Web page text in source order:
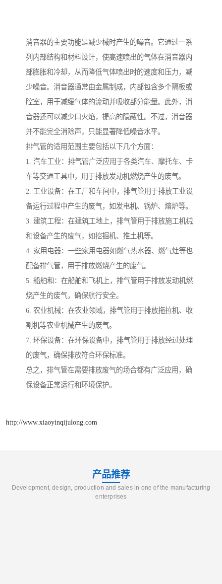
消音器的主要功能是减少械时产生的噪音。它通过一系
列内部结构和材料设计，使高速喷出的气体在消音器内
部膨胀和冷却，从而降低气体喷出时的速度和压力，减
少噪音。消音器通常由金属制成，内部包含多个隔板或
腔室，用于减缓气体的流动并吸收部分能量。此外，消
音器还可以减少口火焰，提高的隐蔽性。不过，消音器
并不能完全消除声，只能显著降低噪音水平。
排气管的适用范围主要包括以下几个方面：
1. 汽车工业：排气管广泛应用于各类汽车、摩托车、卡
车等交通工具中，用于排放发动机燃烧产生的废气。
2. 工业设备：在工厂和车间中，排气管用于排放工业设
备运行过程中产生的废气，如发电机、锅炉、熔炉等。
3. 建筑工程：在建筑工地上，排气管用于排放施工机械
和设备产生的废气，如挖掘机、推土机等。
4. 家用电器：一些家用电器如燃气热水器、燃气灶等也
配备排气管，用于排放燃烧产生的废气。
5. 船舶和：在船舶和飞机上，排气管用于排放发动机燃
烧产生的废气，确保航行安全。
6. 农业机械：在农业领域，排气管用于排放拖拉机、收
割机等农业机械产生的废气。
7. 环保设备：在环保设备中，排气管用于排放经过处理
的废气，确保排放符合环保标准。
总之，排气管在需要排放废气的场合都有广泛应用，确
保设备正常运行和环境保护。
http://www.xiaoyinqijulong.com
产品推荐
Development, design, production and sales in one of the manufacturing
enterprises